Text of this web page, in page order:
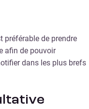
préférable de prendre
afin de pouvoir
dans les plus brefs